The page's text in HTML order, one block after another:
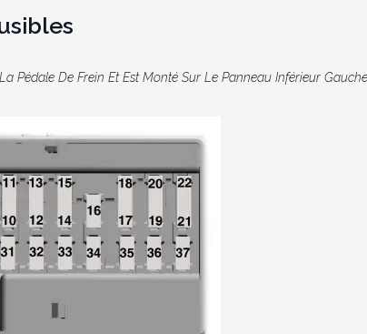
Pédale De Frein Et Est Monté Sur Le Panneau Inférieur